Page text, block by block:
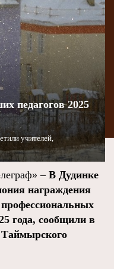
педагогов 2025
учителей,
– В Дудинке
награждения
года, сообщили в